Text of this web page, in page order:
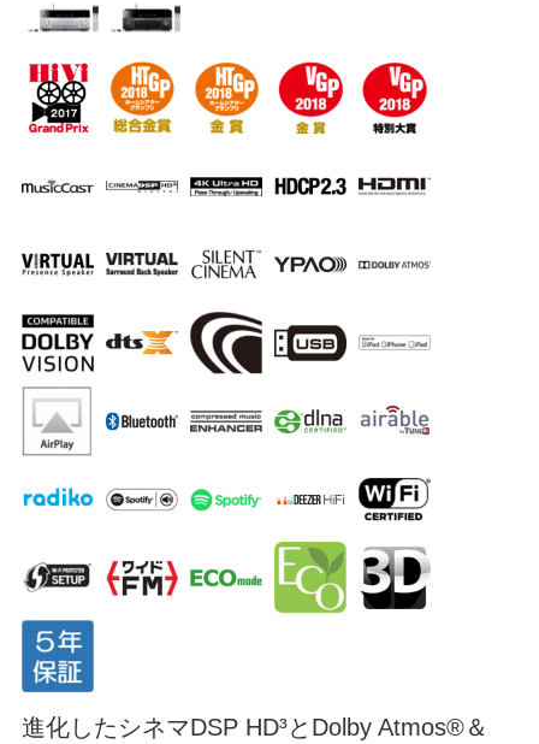
進化したシネマDSP HD³とDolby Atmos®＆